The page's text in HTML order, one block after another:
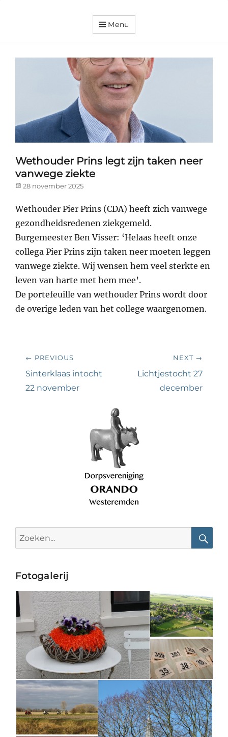
DorpsverenigingMenu
Wethouder Prins legt zijn taken neer
vanwege ziekte
Posted
28 november 2025
Wethouder Pier Prins (CDA) heeft zich vanwege
gezondheidsredenen ziekgemeld.
Burgemeester Ben Visser: ‘Helaas heeft onze
collega Pier Prins zijn taken neer moeten leggen
vanwege ziekte. Wij wensen hem veel sterkte en
leven van harte met hem mee’.
De portefeuille van wethouder Prins wordt door
de overige leden van het college waargenomen.
Bericht
navigatie
← PREVIOUS
Previous
post:
Sinterklaas intocht
22 november
NEXT →
NextLichtjestocht 27
december
for:
Fotogalerij